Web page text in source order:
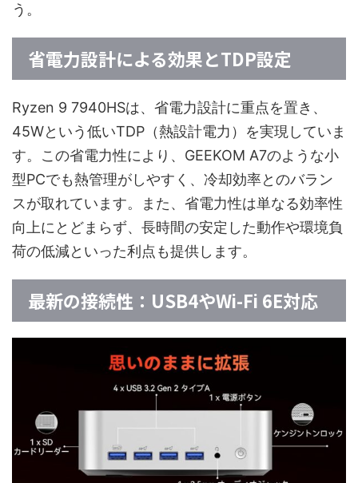
う。
省電力設計による効果とTDP設定
Ryzen 9 7940HSは、省電力設計に重点を置き、
45Wという低いTDP（熱設計電力）を実現していま
す。この省電力性により、GEEKOM A7のような小
型PCでも熱管理がしやすく、冷却効率とのバラン
スが取れています。また、省電力性は単なる効率性
向上にとどまらず、長時間の安定した動作や環境負
荷の低減といった利点も提供します。
最新の接続性：USB4やWi-Fi 6E対応